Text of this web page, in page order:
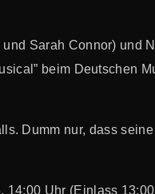
Sarah Connor) und
beim Deutschen
Dumm nur, dass
14:00 Uhr (Einlass 13:00